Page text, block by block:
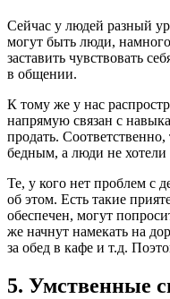
Сейчас у людей разный
могут быть люди,
заставить чувствовать
в общении.
К тому же у нас
напрямую связан с
продать. Соответственно,
бедным, а люди не
Те, у кого нет проблем с
об этом. Есть такие
обеспечен, могут
же начнут намекать на
за обед в кафе и т.д.
5. Умственные